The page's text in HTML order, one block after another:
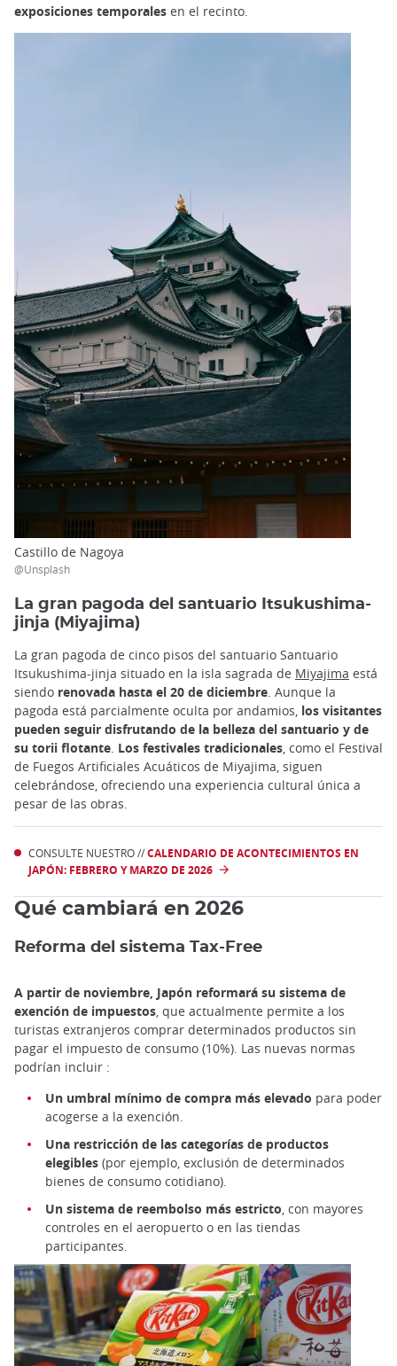
exposiciones temporales en el recinto.
Castillo de Nagoya
@Unsplash
La gran pagoda del santuario Itsukushima-
jinja (Miyajima)
La gran pagoda de cinco pisos del santuario Santuario
Itsukushima-jinja situado en la isla sagrada de Miyajima está
siendo renovada hasta el 20 de diciembre. Aunque la
pagoda está parcialmente oculta por andamios, los visitantes
pueden seguir disfrutando de la belleza del santuario y de
su torii flotante. Los festivales tradicionales, como el Festival
de Fuegos Artificiales Acuáticos de Miyajima, siguen
celebrándose, ofreciendo una experiencia cultural única a
pesar de las obras.
CONSULTE NUESTRO //CALENDARIO DE ACONTECIMIENTOS EN
JAPÓN: FEBRERO Y MARZO DE 2026
Qué cambiará en 2026
Reforma del sistema Tax-Free
A partir de noviembre, Japón reformará su sistema de
exención de impuestos , que actualmente permite a los
turistas extranjeros comprar determinados productos sin
pagar el impuesto de consumo (10%). Las nuevas normas
podrían incluir :
Un umbral mínimo de compra más elevado para poder
acogerse a la exención.
Una restricción de las categorías de productos
elegibles (por ejemplo, exclusión de determinados
bienes de consumo cotidiano).
Un sistema de reembolso más estricto , con mayores
controles en el aeropuerto o en las tiendas
participantes.